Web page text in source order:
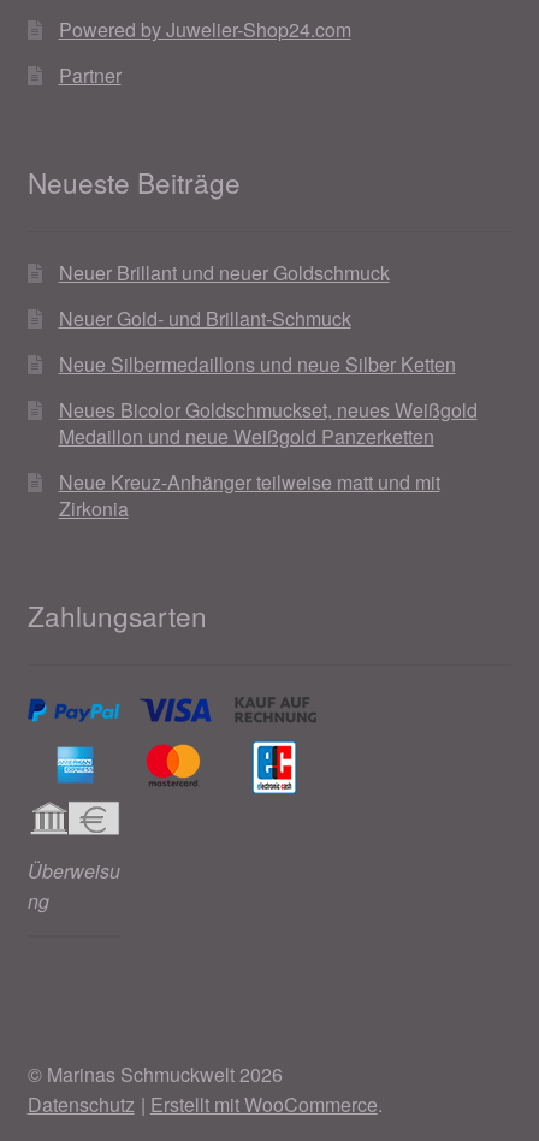
Powered by Juwelier-Shop24.com
Partner
Neueste Beiträge
Neuer Brillant und neuer Goldschmuck
Neuer Gold- und Brillant-Schmuck
Neue Silbermedaillons und neue Silber Ketten
Neues Bicolor Goldschmuckset, neues Weißgold
Medaillon und neue Weißgold Panzerketten
Neue Kreuz-Anhänger teilweise matt und mit
Zirkonia
Zahlungsarten
Überweisu
ng
© Marinas Schmuckwelt 2026
Datenschutz
Erstellt mit WooCommerce.